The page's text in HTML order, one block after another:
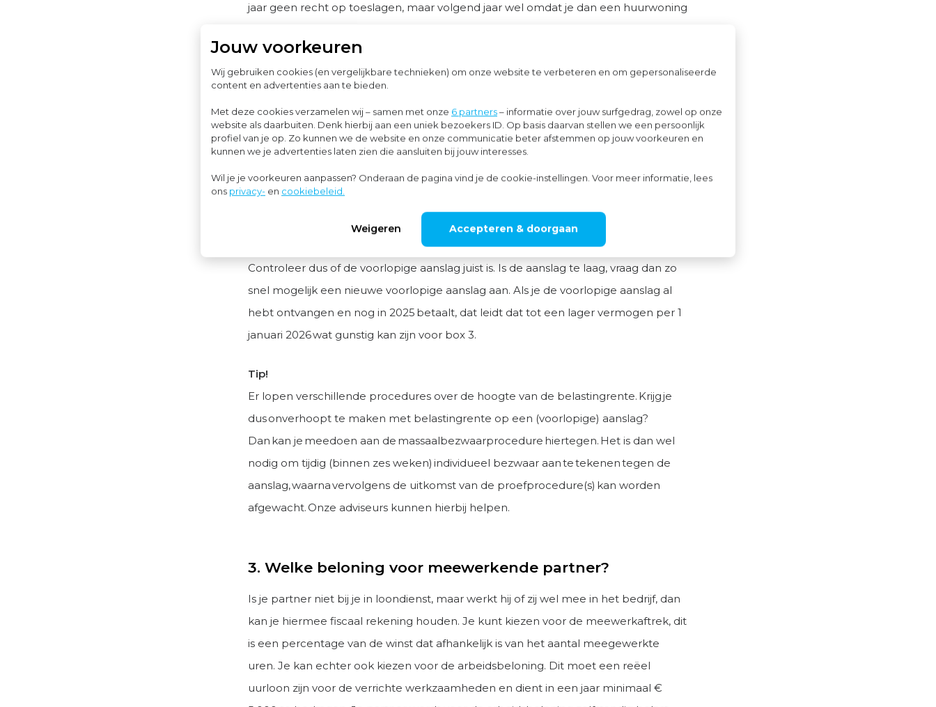
Jouw voorkeuren
Wij gebruiken cookies (en vergelijkbare technieken) om onze website te verbeteren en om gepersonaliseerde
content en advertenties aan te bieden.
Met deze cookies verzamelen wij – samen met onze 6 partners– informatie over jouw surfgedrag, zowel op onze
website als daarbuiten. Denk hierbij aan een uniek bezoekers ID. Op basis daarvan stellen we een persoonlijk
profiel van je op. Zo kunnen we de website en onze communicatie beter afstemmen op jouw voorkeuren en
kunnen we je advertenties laten zien die aansluiten bij jouw interesses.
Wil je je voorkeuren aanpassen? Onderaan de pagina vind je de cookie-instellingen. Voor meer informatie, lees
ons privacy- en cookiebeleid.
Weigeren Accepteren & doorgaan
jaar geen recht op toeslagen, maar volgend jaar wel omdat je dan een huurwoning
pas volgend jaar de winst verlagen.
2. Voorkom belastingrente: verzoek om een voorlopige
aanslag
2026 een rente van nu nog 6,5% (de rente in 2026 is nog niet bekend). Deze
Controleer dus of de voorlopige aanslag juist is. Is de aanslag te laag, vraag dan zo
snel mogelijk een nieuwe voorlopige aanslag aan. Als je de voorlopige aanslag al
hebt ontvangen en nog in 2025 betaalt, dat leidt dat tot een lager vermogen per 1
januari 2026 wat gunstig kan zijn voor box 3.
Tip!
Er lopen verschillende procedures over de hoogte van de belastingrente. Krijg je
dus onverhoopt te maken met belastingrente op een (voorlopige) aanslag?
Dan kan je meedoen aan de massaalbezwaarprocedure hiertegen. Het is dan wel
nodig om tijdig (binnen zes weken) individueel bezwaar aan te tekenen tegen de
aanslag, waarna vervolgens de uitkomst van de proefprocedure(s) kan worden
afgewacht. Onze adviseurs kunnen hierbij helpen.
3. Welke beloning voor meewerkende partner?
Is je partner niet bij je in loondienst, maar werkt hij of zij wel mee in het bedrijf, dan
kan je hiermee fiscaal rekening houden. Je kunt kiezen voor de meewerkaftrek, dit
is een percentage van de winst dat afhankelijk is van het aantal meegewerkte
uren. Je kan echter ook kiezen voor de arbeidsbeloning. Dit moet een reëel
uurloon zijn voor de verrichte werkzaamheden en dient in een jaar minimaal €